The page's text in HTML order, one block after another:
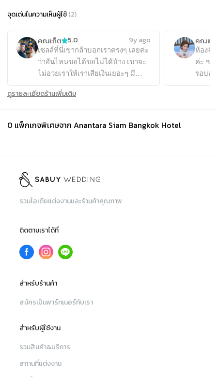
จุดเด่นในความเห็นผู้ใช้(2)
คุณเก็ต 5.0 9y ago
เซลล์ที่นี่เขากล้าบอกเราตรงๆ เลยค่ะ
ว่าอันไหนขอได้ขอไม่ได้บ้าง เขาจะ
ไม่อวยเราให้เราเสียเงินเยอะๆ มี
ข้อดีอีกอย่างคือที่นี่มีห้องบอลรูมห้อง
ห้องบอลรูม เข้าออกสะดวก ห้องกว้าง
คุณแ
ห้องจั
ค่ะ ขอ
รอบส
ดูรายละเอียดร้านเพิ่มเติม
0 แพ็กเกจพิเศษจาก Anantara Siam Bangkok Hotel
รวมไอเดียแต่งงานและร้านค้าคุณภาพ
ติดตามเราได้ที่
สำหรับร้านค้า
สมัครเป็นพาร์ทเนอร์กับเรา
สำหรับผู้ใช้งาน
รวมสินค้า&บริการ
สถานที่แต่งงาน